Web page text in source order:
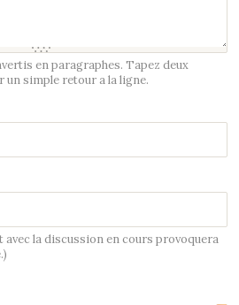
en paragraphes. Tapez deux
un simple retour a la ligne.
avec la discussion en cours provoquera